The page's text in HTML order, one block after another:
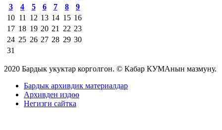
3
4 5 6 7 8
9
10 11 12 13 14 15 16
17 18 19 20 21 22 23
24 25 26 27 28 29 30
31
2020 Бардык укуктар корголгон. © Кабар КУМАнын мазмуну.
Бардык архивдик материалдар
Архивден издөө
Негизги сайтка